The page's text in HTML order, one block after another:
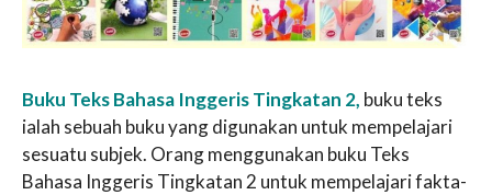
Buku Teks Bahasa Inggeris Tingkatan 2, buku teks
ialah sebuah buku yang digunakan untuk mempelajari
sesuatu subjek. Orang menggunakan buku Teks
Bahasa Inggeris Tingkatan 2 untuk mempelajari fakta-